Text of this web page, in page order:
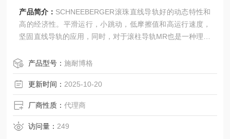
产品简介： SCHNEEBERGER滚珠直线导轨好的动态特性和
高的经济性。平滑运行，小跳动，低摩擦值和高运行速度，
坚固直线导轨的应用，同时，对于滚柱导轨MR也是一种理想
协鸿DBC8430机床防护板现场订制安装滑块
产品型号：施耐博格
更新时间： 2025-10-20
厂商性质：代理商
访问量： 249